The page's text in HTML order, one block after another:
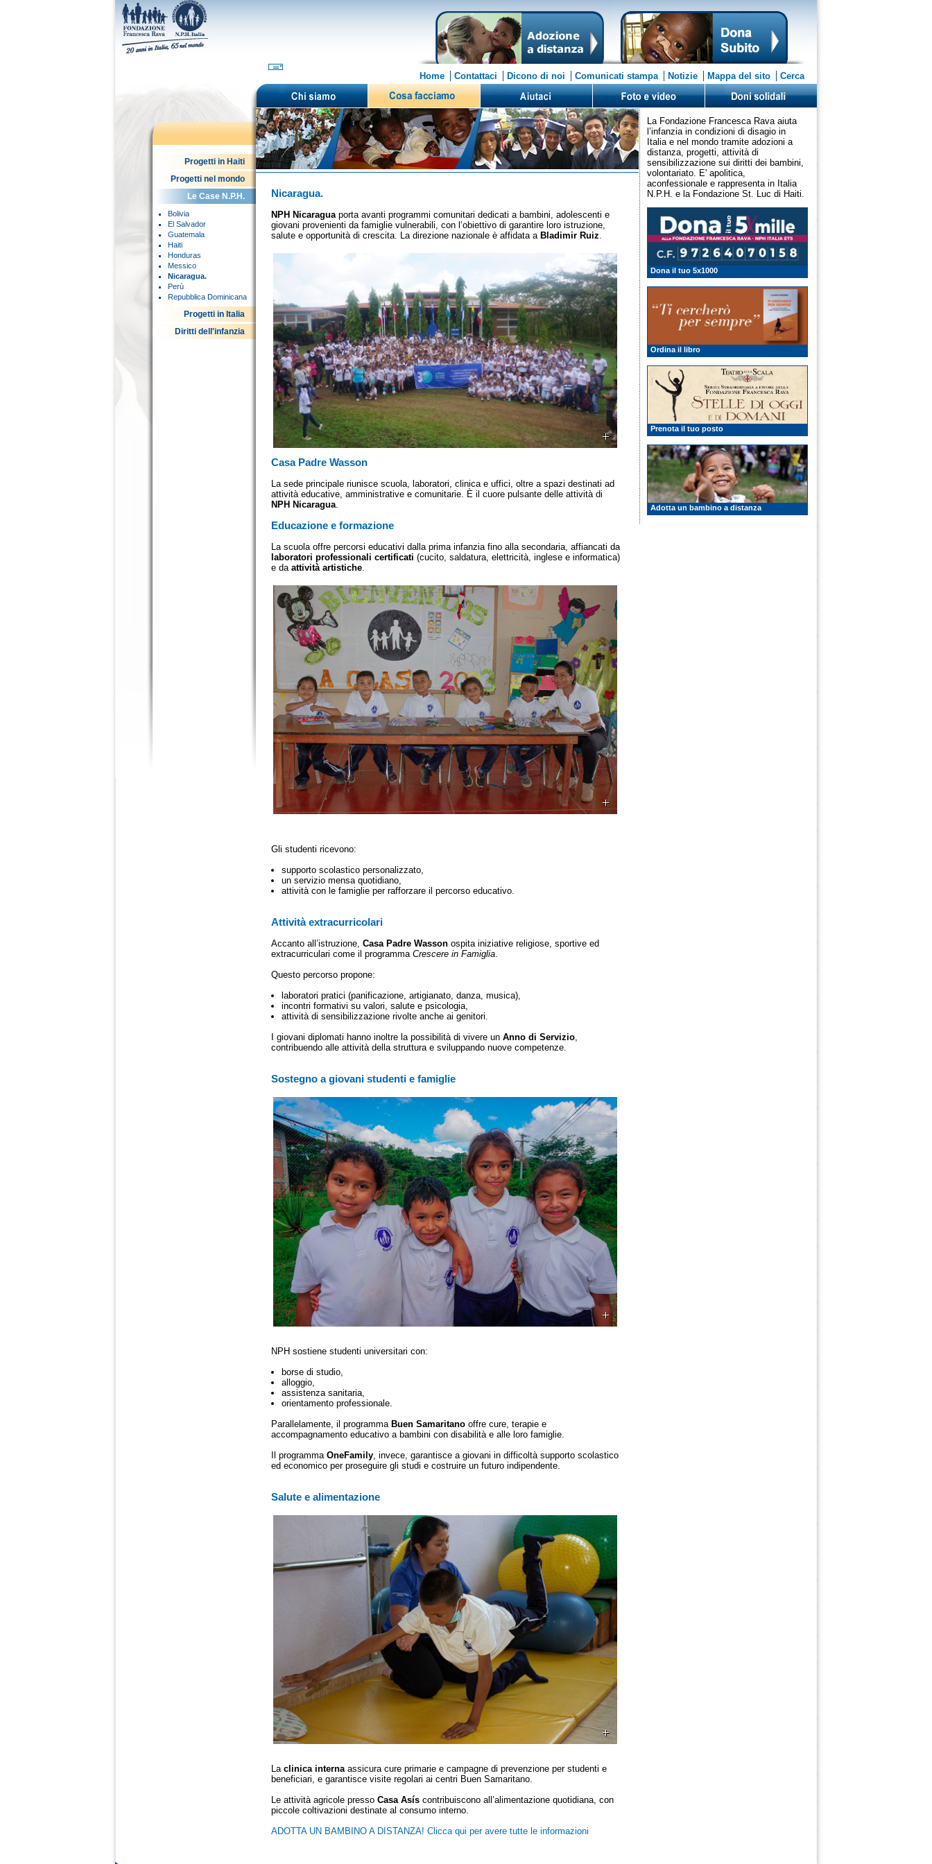
Home Contattaci Dicono di noi Comunicati stampa Notizie Mappa del sito Cerca
Progetti in Haiti
Progetti nel mondo
Le Case N.P.H.
Bolivia
El Salvador
Guatemala
Haiti
Honduras
Messico
Nicaragua.
Perù
Repubblica Dominicana
Progetti in Italia
Diritti dell'infanzia
Nicaragua.
NPH Nicaraguaporta avanti programmi comunitari dedicati a bambini, adolescenti e
giovani provenienti da famiglie vulnerabili, con l’obiettivo di garantire loro istruzione,
salute e opportunità di crescita. La direzione nazionale è affidata a Bladimir Ruiz.
Casa Padre Wasson
La sede principale riunisce scuola, laboratori, clinica e uffici, oltre a spazi destinati ad
attività educative, amministrative e comunitarie. È il cuore pulsante delle attività di
NPH Nicaragua
Educazione e formazione
La scuola offre percorsi educativi dalla prima infanzia fino alla secondaria, affiancati da
laboratori professionali certificati (cucito, saldatura, elettricità, inglese e informatica)
e da attività artistiche
Gli studenti ricevono:
supporto scolastico personalizzato,
un servizio mensa quotidiano,
attività con le famiglie per rafforzare il percorso educativo.
Attività extracurricolari
Accanto all’istruzione, Casa Padre Wasson ospita iniziative religiose, sportive ed
extracurriculari come il programma Crescere in Famiglia.
Questo percorso propone:
laboratori pratici (panificazione, artigianato, danza, musica),
incontri formativi su valori, salute e psicologia,
attività di sensibilizzazione rivolte anche ai genitori.
I giovani diplomati hanno inoltre la possibilità di vivere un Anno di Servizio,
contribuendo alle attività della struttura e sviluppando nuove competenze.
Sostegno a giovani studenti e famiglie
NPH sostiene studenti universitari con:
borse di studio,
alloggio,
assistenza sanitaria,
orientamento professionale.
Parallelamente, il programma Buen Samaritano offre cure, terapie e
accompagnamento educativo a bambini con disabilità e alle loro famiglie.
Il programma OneFamily , invece, garantisce a giovani in difficoltà supporto scolastico
ed economico per proseguire gli studi e costruire un futuro indipendente.
Salute e alimentazione
La clinica interna assicura cure primarie e campagne di prevenzione per studenti e
beneficiari, e garantisce visite regolari ai centri Buen Samaritano.
Le attività agricole presso Casa Asís contribuiscono all’alimentazione quotidiana, con
piccole coltivazioni destinate al consumo interno.
ADOTTA UN BAMBINO A DISTANZA! Clicca qui per avere tutte le informazioni
La Fondazione Francesca Rava aiuta
l’infanzia in condizioni di disagio in
Italia e nel mondo tramite adozioni a
distanza, progetti, attività di
sensibilizzazione sui diritti dei bambini,
volontariato. E' apolitica,
aconfessionale e rappresenta in Italia
N.P.H. e la Fondazione St. Luc di Haiti.
Dona il tuo 5x1000
Ordina il libro
Prenota il tuo posto
Adotta un bambino a distanza